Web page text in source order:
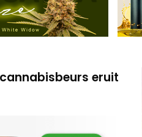
en terpenen
niet?
en terpenen